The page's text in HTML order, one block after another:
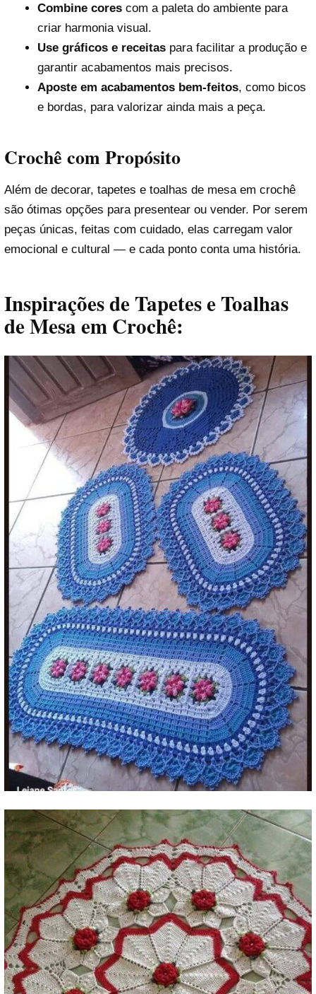
Combine corescom a paleta do ambiente para
criar harmonia visual.
Use gráficos e receitaspara facilitar a produção e
garantir acabamentos mais precisos.
Aposte em acabamentos bem-feitos, como bicos
e bordas, para valorizar ainda mais a peça.
Crochê com Propósito
Além de decorar, tapetes e toalhas de mesa em crochê
são ótimas opções para presentear ou vender. Por serem
peças únicas, feitas com cuidado, elas carregam valor
emocional e cultural — e cada ponto conta uma história.
Inspirações de Tapetes e Toalhas
de Mesa em Crochê: